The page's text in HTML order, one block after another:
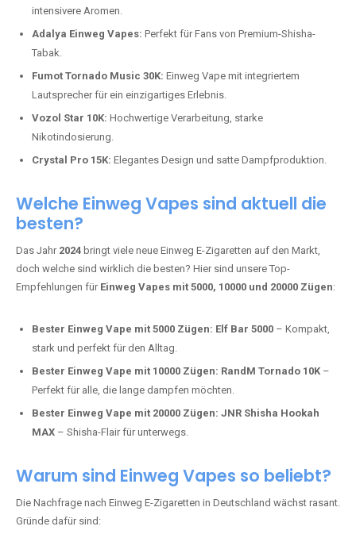
intensivere Aromen.
Adalya Einweg Vapes: Perfekt für Fans von Premium-Shisha-
Tabak.
Fumot Tornado Music 30K: Einweg Vape mit integriertem
Lautsprecher für ein einzigartiges Erlebnis.
Vozol Star 10K: Hochwertige Verarbeitung, starke
Nikotindosierung.
Crystal Pro 15K: Elegantes Design und satte Dampfproduktion.
Welche Einweg Vapes sind aktuell die
besten?
Das Jahr 2024 bringt viele neue Einweg E-Zigaretten auf den Markt,
doch welche sind wirklich die besten? Hier sind unsere Top-
Empfehlungen für Einweg Vapes mit 5000, 10000 und 20000 Zügen:
Bester Einweg Vape mit 5000 Zügen: Elf Bar 5000 – Kompakt,
stark und perfekt für den Alltag.
Bester Einweg Vape mit 10000 Zügen: RandM Tornado 10K –
Perfekt für alle, die lange dampfen möchten.
Bester Einweg Vape mit 20000 Zügen: JNR Shisha Hookah
MAX – Shisha-Flair für unterwegs.
Warum sind Einweg Vapes so beliebt?
Die Nachfrage nach Einweg E-Zigaretten in Deutschland wächst rasant.
Gründe dafür sind: